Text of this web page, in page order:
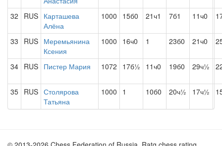
32
RUS Карташева
Алёна
1000 15б0 21ч1 7б1 11ч0
33 RUS Меремьянина
Ксения
1000 16ч0 1 23б0 21ч0
34 RUS Пистер Мария 1072 17б½ 11ч0 19б0 29ч½
35 RUS Столярова
Татьяна
1000 1 10б0 20ч½ 17ч½